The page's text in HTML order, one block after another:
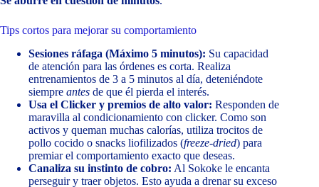
Tips cortos para mejorar su comportamiento
Sesiones ráfaga (Máximo 5 minutos): Su capacidad
de atención para las órdenes es corta. Realiza
entrenamientos de 3 a 5 minutos al día, deteniéndote
siempre antes de que él pierda el interés.
Usa el Clicker y premios de alto valor: Responden de
maravilla al condicionamiento con clicker. Como son
activos y queman muchas calorías, utiliza trocitos de
pollo cocido o snacks liofilizados (freeze-dried) para
premiar el comportamiento exacto que deseas.
Canaliza su instinto de cobro: Al Sokoke le encanta
perseguir y traer objetos. Esto ayuda a drenar su exceso